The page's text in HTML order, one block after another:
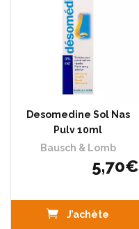
Desomedine Sol Nas
Pulv 10ml
Bausch & Lomb
5,70€
J’achète